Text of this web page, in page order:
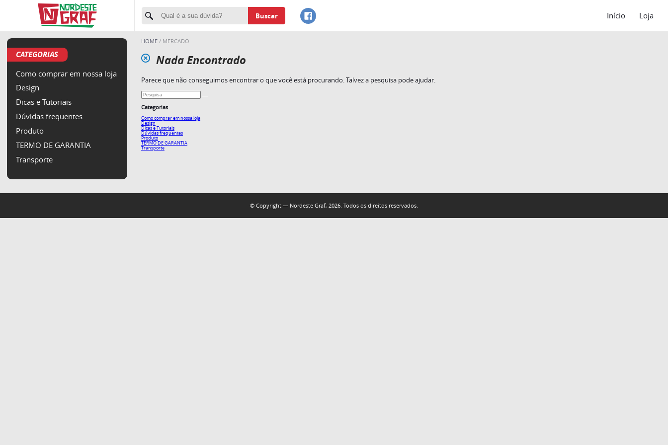
Buscar Início Loja
CATEGORIAS
Como comprar em nossa loja
Design
Dicas e Tutoriais
Dúvidas frequentes
Produto
TERMO DE GARANTIA
Transporte
HOME MERCADO
Nada Encontrado
Parece que não conseguimos encontrar o que você está procurando. Talvez a pesquisa pode ajudar.
Categorias
Como comprar em nossa loja
Design
Dicas e Tutoriais
Dúvidas frequentes
Produto
TERMO DE GARANTIA
Transporte
© Copyright — Nordeste Graf, 2026. Todos os direitos reservados.